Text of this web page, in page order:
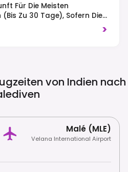
Für Die Meisten
Zu 30 Tage), Sofern Die
>
von Indien nach
Malé (MLE)
Velana International Airport